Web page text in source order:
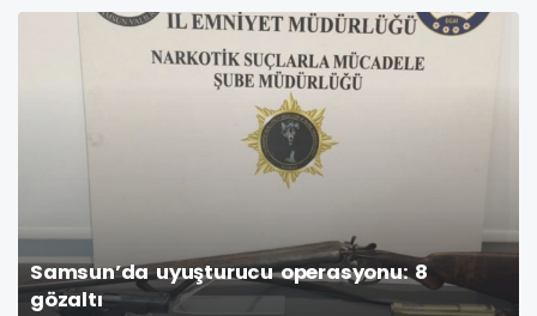
Samsun’da uyuşturucu operasyonu: 8
gözaltı